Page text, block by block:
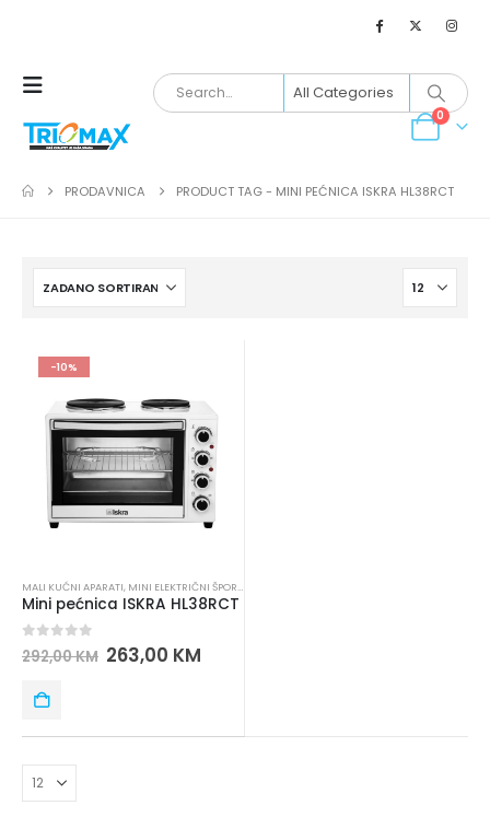
0
PRODAVNICA PRODUCT TAG - MINI PEĆNICA ISKRA HL38RCT
-10%
MALI KUĆNI APARATI, MINI ELEKTRIČNI ŠPORETI
Mini pećnica ISKRA HL38RCT
out of 5
292,00KM 263,00 KM